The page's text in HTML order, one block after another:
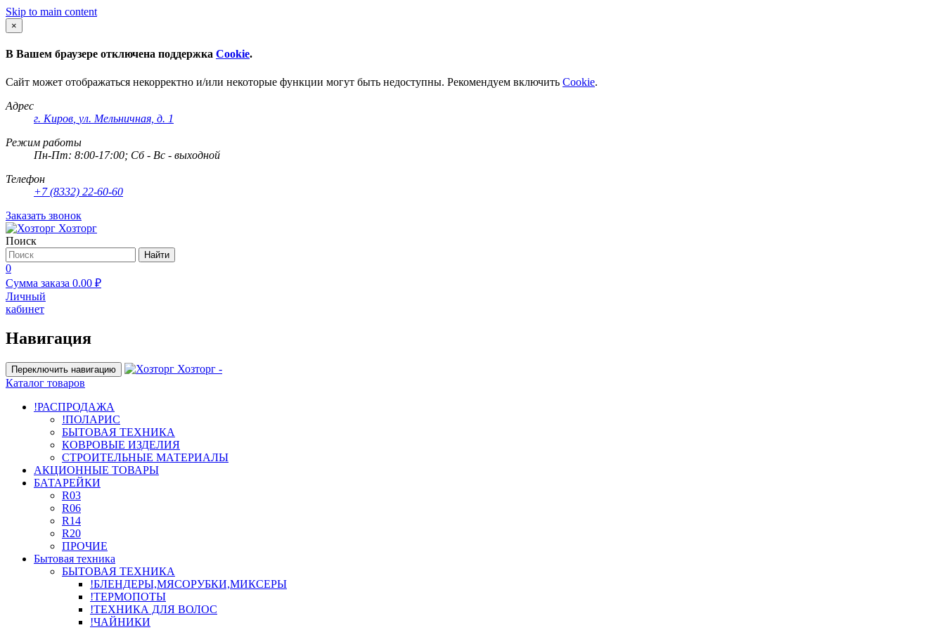
Skip to main content
×
В Вашем браузере отключена поддержка Cookie.
Сайт может отображаться некорректно и/или некоторые функции могут быть недоступны. Рекомендуем включить Cookie.
Адрес
г. Киров ул. Мельничная, д. 1
Режим работы
Пн-Пт: 8:00-17:00; Сб - Вс - выходной
Телефон
+7 (8332) 22-60-60
Заказать звонок
Хозторг
Поиск
Найти
0
Сумма заказа 0.00 ₽
Личный
кабинет
Навигация
Переключить навигацию
Хозторг -
Каталог товаров
!РАСПРОДАЖА
!ПОЛАРИС
БЫТОВАЯ ТЕХНИКА
КОВРОВЫЕ ИЗДЕЛИЯ
СТРОИТЕЛЬНЫЕ МАТЕРИАЛЫ
АКЦИОННЫЕ ТОВАРЫ
БАТАРЕЙКИ
R03
R06
R14
R20
ПРОЧИЕ
Бытовая техника
БЫТОВАЯ ТЕХНИКА
!БЛЕНДЕРЫ,МЯСОРУБКИ,МИКСЕРЫ
!ТЕРМОПОТЫ
!ТЕХНИКА ДЛЯ ВОЛОС
!ЧАЙНИКИ